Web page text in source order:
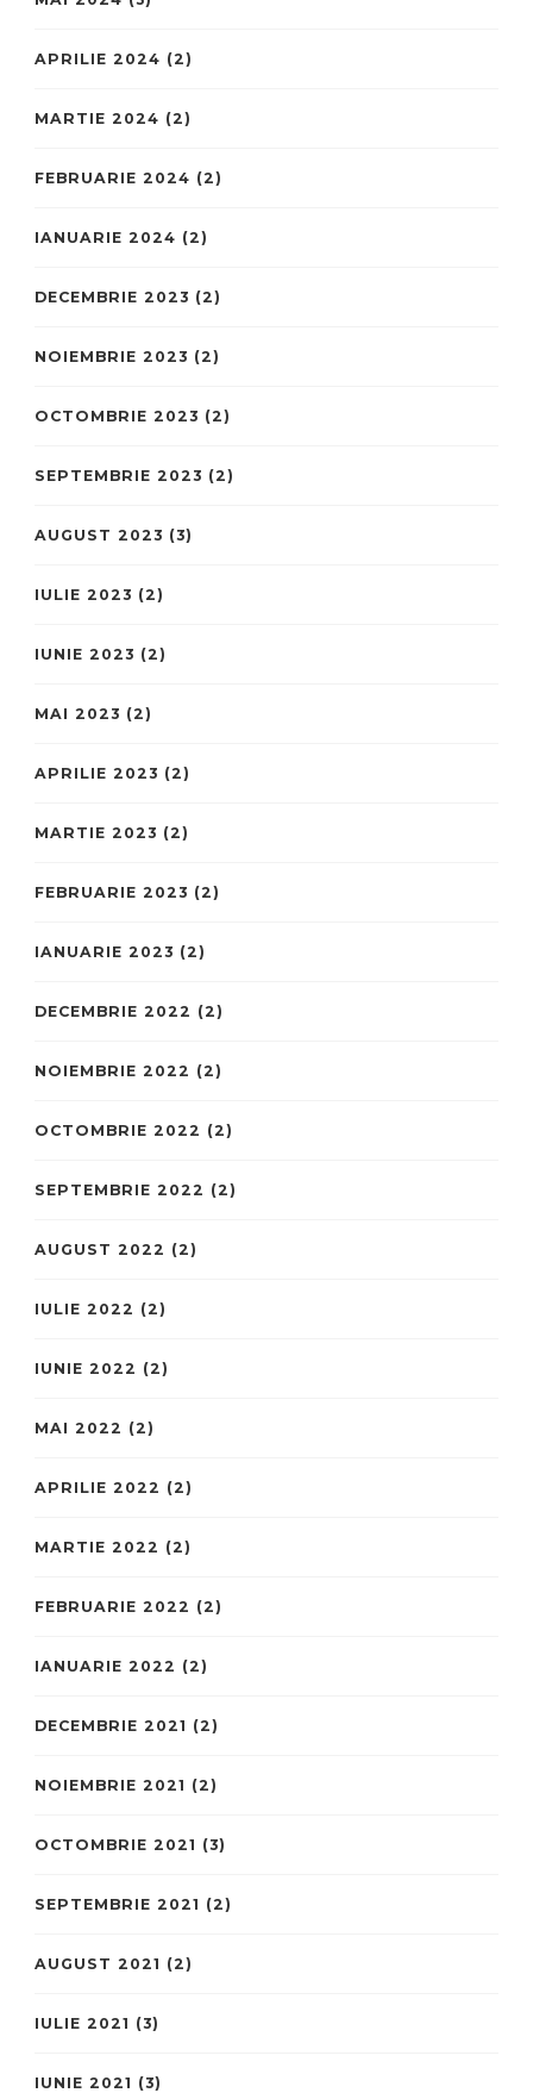
APRILIE 2024 (2)
MARTIE 2024 (2)
FEBRUARIE 2024 (2)
IANUARIE 2024 (2)
DECEMBRIE 2023 (2)
NOIEMBRIE 2023 (2)
OCTOMBRIE 2023 (2)
SEPTEMBRIE 2023 (2)
AUGUST 2023 (3)
IULIE 2023 (2)
IUNIE 2023 (2)
MAI 2023 (2)
APRILIE 2023 (2)
MARTIE 2023 (2)
FEBRUARIE 2023 (2)
IANUARIE 2023 (2)
DECEMBRIE 2022 (2)
NOIEMBRIE 2022 (2)
OCTOMBRIE 2022 (2)
SEPTEMBRIE 2022 (2)
AUGUST 2022 (2)
IULIE 2022 (2)
IUNIE 2022 (2)
MAI 2022 (2)
APRILIE 2022 (2)
MARTIE 2022 (2)
FEBRUARIE 2022 (2)
IANUARIE 2022 (2)
DECEMBRIE 2021 (2)
NOIEMBRIE 2021 (2)
OCTOMBRIE 2021 (3)
SEPTEMBRIE 2021 (2)
AUGUST 2021 (2)
IULIE 2021 (3)
IUNIE 2021 (3)